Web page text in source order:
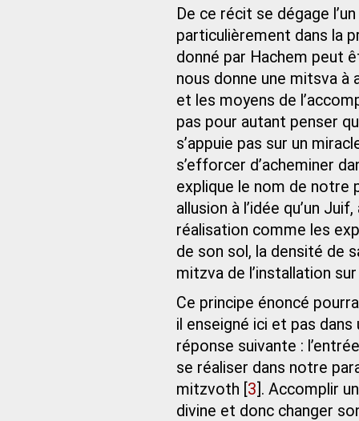
De ce récit se dégage
particulièrement dans la
donné par Hachem peut
nous donne une mitsva
et les moyens de
pas pour autant penser
s’appuie pas sur un
s’efforcer d’acheminer
explique le nom de notre
allusion à l’idée qu’un
réalisation comme les
de son sol, la densité de
mitzva de l’installation
Ce principe énoncé
il enseigné ici et pas
réponse suivante :
se réaliser dans notre
mitzvoth 3 . Accomplir
divine et donc changer